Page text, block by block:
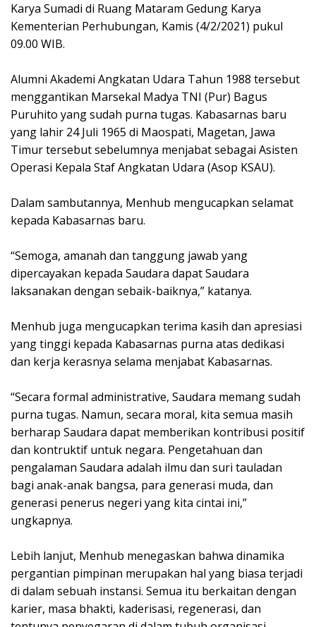
Karya Sumadi di Ruang Mataram Gedung Karya
Kementerian Perhubungan, Kamis (4/2/2021) pukul
09.00 WIB.
Alumni Akademi Angkatan Udara Tahun 1988 tersebut
menggantikan Marsekal Madya TNI (Pur) Bagus
Puruhito yang sudah purna tugas. Kabasarnas baru
yang lahir 24 Juli 1965 di Maospati, Magetan, Jawa
Timur tersebut sebelumnya menjabat sebagai Asisten
Operasi Kepala Staf Angkatan Udara (Asop KSAU).
Dalam sambutannya, Menhub mengucapkan selamat
kepada Kabasarnas baru.
“Semoga, amanah dan tanggung jawab yang
dipercayakan kepada Saudara dapat Saudara
laksanakan dengan sebaik-baiknya,” katanya.
Menhub juga mengucapkan terima kasih dan apresiasi
yang tinggi kepada Kabasarnas purna atas dedikasi
dan kerja kerasnya selama menjabat Kabasarnas.
“Secara formal administrative, Saudara memang sudah
purna tugas. Namun, secara moral, kita semua masih
berharap Saudara dapat memberikan kontribusi positif
dan kontruktif untuk negara. Pengetahuan dan
pengalaman Saudara adalah ilmu dan suri tauladan
bagi anak-anak bangsa, para generasi muda, dan
generasi penerus negeri yang kita cintai ini,”
ungkapnya.
Lebih lanjut, Menhub menegaskan bahwa dinamika
pergantian pimpinan merupakan hal yang biasa terjadi
di dalam sebuah instansi. Semua itu berkaitan dengan
karier, masa bhakti, kaderisasi, regenerasi, dan